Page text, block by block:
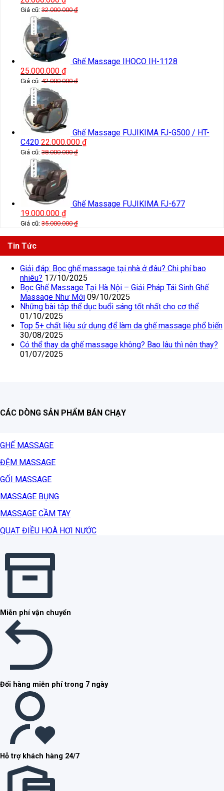
Giá cũ: 32.000.000₫
Ghế Massage IHOCO IH-1128
25.000.000 ₫
Giá cũ: 42.000.000₫
Ghế Massage FUJIKIMA FJ-G500 / HT-
C420 22.000.000 ₫
Giá cũ: 38.000.000₫
Ghế Massage FUJIKIMA FJ-677
19.000.000 ₫
Giá cũ: 35.000.000₫
Tin Tức
Giải đáp: Bọc ghế massage tại nhà ở đâu? Chi phí bao
nhiêu? 17/10/2025
Bọc Ghế Massage Tại Hà Nội – Giải Pháp Tái Sinh Ghế
Massage Như Mới 09/10/2025
Những bài tập thể dục buổi sáng tốt nhất cho cơ thể
01/10/2025
Top 5+ chất liệu sử dụng để làm da ghế massage phổ biến
30/08/2025
Có thể thay da ghế massage không? Bao lâu thì nên thay?
01/07/2025
CÁC DÒNG SẢN PHẨM BÁN CHẠY
GHẾ MASSAGE
ĐỆM MASSAGE
GỐI MASSAGE
MASSAGE BỤNG
MASSAGE CẦM TAY
QUẠT ĐIỀU HOÀ HƠI NƯỚC
Miễn phí vận chuyển
Đổi hàng miễn phí trong 7 ngày
Hỗ trợ khách hàng 24/7